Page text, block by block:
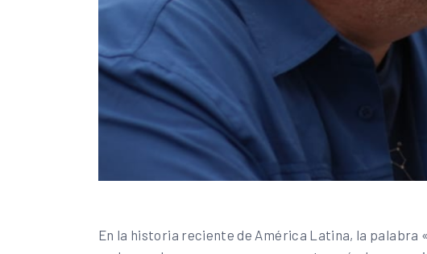
En la historia reciente de América Latina, la